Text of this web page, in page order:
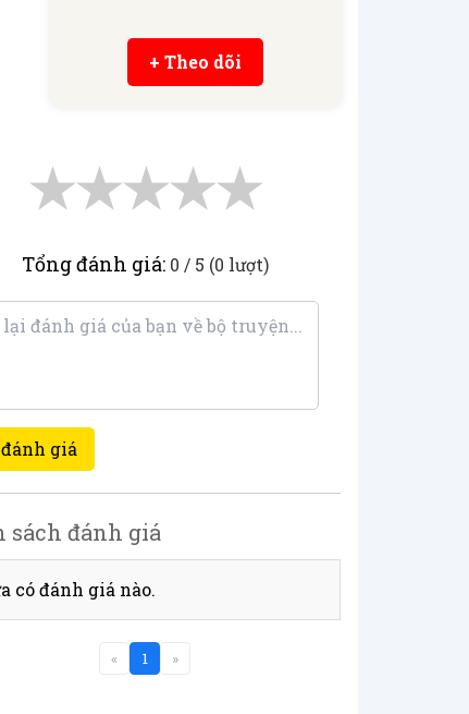
+ Theo dõi
★
★
★
★
★
Tổng đánh giá: 0 / 5 (0 lượt)
giá
sách đánh giá
có đánh giá nào.
« 1 »